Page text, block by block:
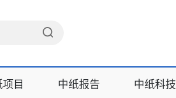
目 中纸报告 中纸科技